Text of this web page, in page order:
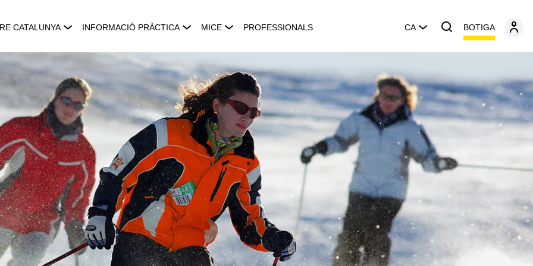
CATALUNYA INFORMACIÓ PRÀCTICA MICE PROFESSIONALS CA BOTIGA